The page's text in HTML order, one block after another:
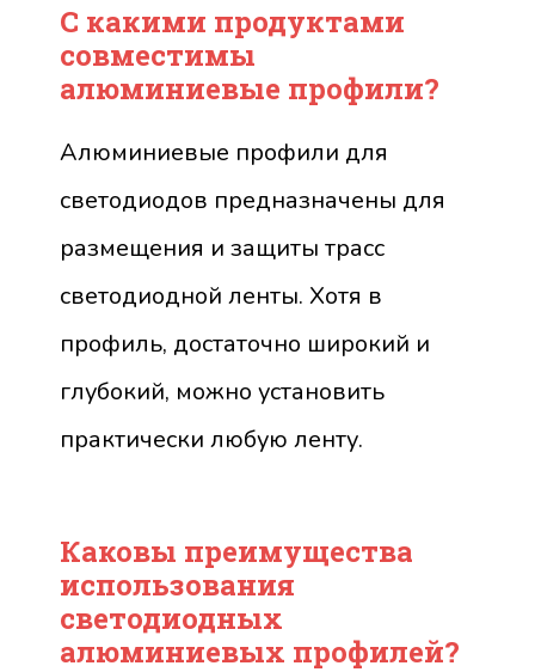
С какими продуктами
совместимы
алюминиевые профили?
Алюминиевые профили для
светодиодов предназначены для
размещения и защиты трасс
светодиодной ленты. Хотя в
профиль, достаточно широкий и
глубокий, можно установить
практически любую ленту.
Каковы преимущества
использования
светодиодных
алюминиевых профилей?